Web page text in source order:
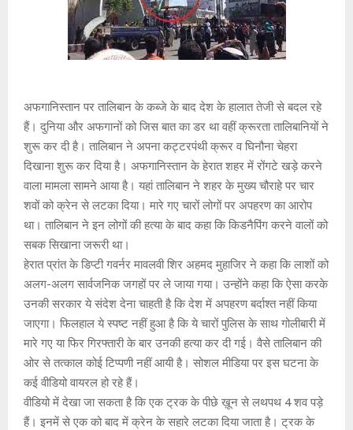
अफगानिस्तान पर तालिबान के कब्जे के बाद देश के हालात तेजी से बदल रहे
हैं। दुनिया और अफगानों को जिस बात का डर था वहीं क्रूरता तालिबानियों ने
शुरू कर दी है। तालिबान ने अपना कट्टरपंथी क्रूर व घिनौना चेहरा
दिखाना शुरू कर दिया है। अफगानिस्तान के हेरात शहर में रोंगटे खड़े करने
वाला मामला सामने आया है। यहां तालिबान ने शहर के मुख्य चौराहे पर चार
शवों को क्रेन से लटका दिया। मारे गए चारों लोगों पर अपहरण का आरोप
था। तालिबान ने इन लोगों की हत्या के बाद कहा कि किडनैपिंग करने वालों को
सबक सिखाना जरूरी था।
हेरात प्रांत के डिप्टी गवर्नर मावलवी शिर अहमद मुहाजिर ने कहा कि लाशों को
अलग-अलग सार्वजनिक जगहों पर ले जाया गया। उन्होंने कहा कि ऐसा करके
उनकी सरकार ये संदेश देना चाहती है कि देश में अपहरण बर्दाश्त नहीं किया
जाएगा। फिलहाल ये स्पष्ट नहीं हुआ है कि ये चारों पुलिस के साथ गोलीबारी में
मारे गए या फिर गिरफ्तारी के बार उनकी हत्या कर दी गई। वैसे तालिबान की
ओर से तत्काल कोई टिप्पणी नहीं आयी है। सोशल मीडिया पर इस घटना के
कई वीडियो वायरल हो रहे हैं।
वीडियो में देखा जा सकता है कि एक ट्रक के पीछे ख़ून से लथपथ 4 शव पड़े
हैं। इनमें से एक को बाद में क्रेन के सहारे लटका दिया जाता है। ट्रक के